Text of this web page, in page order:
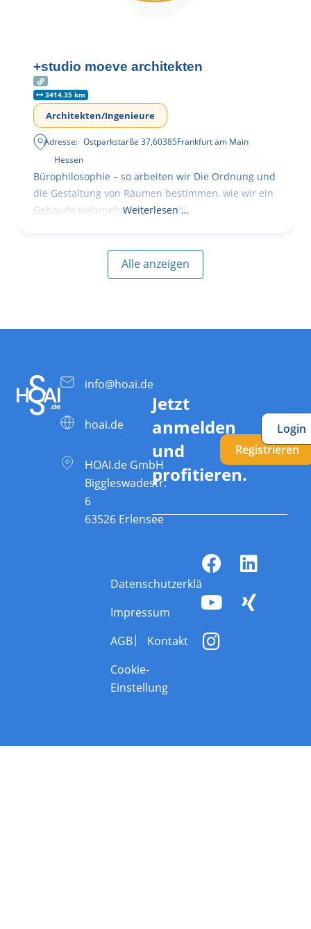
+studio moeve architekten
3414.35 km
Architekten/Ingenieure
Adresse: Ostparkstarße 37,60385Frankfurt am Main
Hessen
Bürophilosophie – so arbeiten wir Die Ordnung und
die Gestaltung von Räumen bestimmen, wie wir ein
Gebäude wahrnehmen, wie wohl
Weiterlesen …
Alle anzeigen
info@hoai.de
hoai.de
HOAI.de GmbH
Biggleswadestr.
6
63526 Erlensee
Jetzt
anmelden
und
profitieren.
Registrieren
Login
Datenschutzerklärung
Impressum
AGB
Kontakt
Cookie-
Einstellung